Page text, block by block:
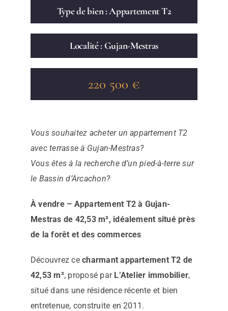
Type de bien : Appartement T2
Localité : Gujan-Mestras
220 500 €
Vous souhaitez acheter un appartement T2
avec terrasse à Gujan-Mestras?
Vous êtes à la recherche d’un pied-à-terre sur
le Bassin d’Arcachon?
À vendre – Appartement T2 à Gujan-
Mestras de 42,53 m², idéalement situé près
de la forêt et des commerces
Découvrez cecharmant appartement T2 de
42,53 m², proposé par L’Atelier immobilier,
situé dans une résidence récente et bien
entretenue, construite en 2011.